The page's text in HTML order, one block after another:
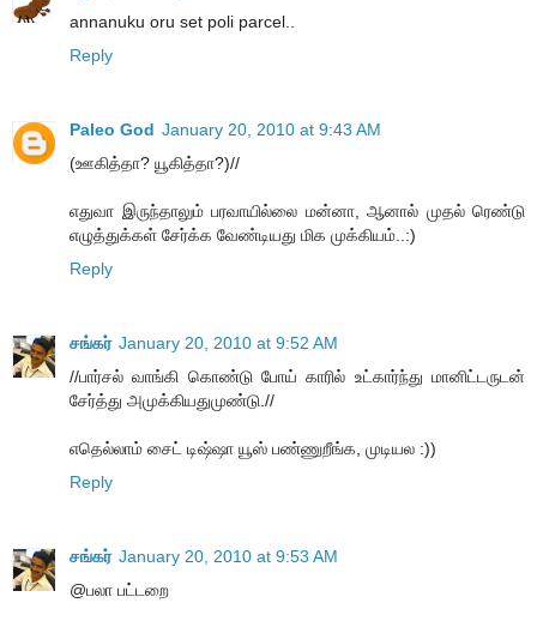
annanuku oru set poli parcel..
Reply
Paleo God January 20, 2010 at 9:43 AM
(ஊகித்தா? யூகித்தா?)//
எதுவா இருந்தாலும் பரவாயில்லை மன்னா, ஆனால் முதல் ரெண்டு
எழுத்துக்கள் சேர்க்க வேண்டியது மிக முக்கியம்..:)
Reply
சங்கர் January 20, 2010 at 9:52 AM
//பார்சல் வாங்கி கொண்டு போய் காரில் உட்கார்ந்து மானிட்டருடன்
சேர்த்து அமுக்கியதுமுண்டு.//
எதெல்லாம் சைட் டிஷ்ஷா யூஸ் பண்ணுறீங்க, முடியல :))
Reply
சங்கர் January 20, 2010 at 9:53 AM
@பலா பட்டறை